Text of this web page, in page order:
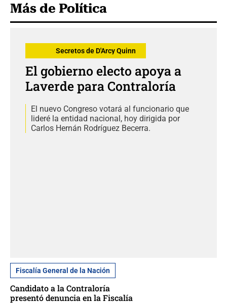
Más de Política
Secretos de D'Arcy Quinn
El gobierno electo apoya a
Laverde para Contraloría
El nuevo Congreso votará al funcionario que
lideré la entidad nacional, hoy dirigida por
Carlos Hernán Rodríguez Becerra.
Fiscalía General de la Nación
Candidato a la Contraloría
presentó denuncia en la Fiscalía